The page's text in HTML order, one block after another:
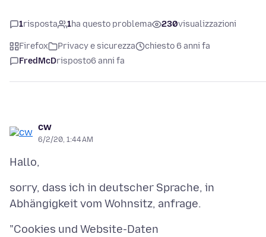
1risposta 1ha questo problema 230visualizzazioni
Firefox Privacy e sicurezza
chiesto 6 anni fa
FredMcDrisposto6 anni fa
cw
6/2/20, 1:44 AM
sorry, dass ich in deutscher Sprache, in
"Cookies und Website-Daten